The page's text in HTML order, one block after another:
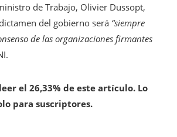
de Trabajo, Olivier Dussopt,
del gobierno será “siempre
de las organizaciones firmantes
el 26,33% de este artículo. Lo
para suscriptores.